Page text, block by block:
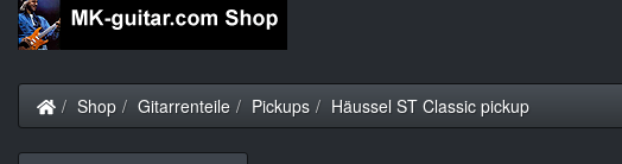
Startseite
Shop Gitarrenteile Pickups Häussel ST Classic pickup